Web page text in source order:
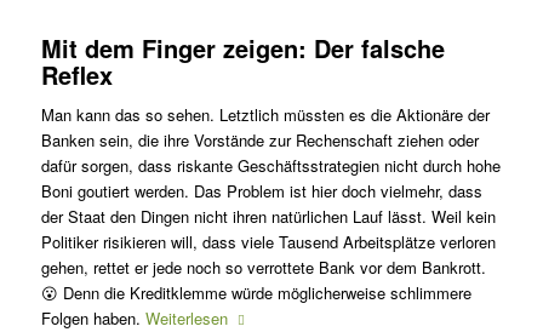
Mit dem Finger zeigen: Der falsche
Reflex
Man kann das so sehen. Letztlich müssten es die Aktionäre der
Banken sein, die ihre Vorstände zur Rechenschaft ziehen oder
dafür sorgen, dass riskante Geschäftsstrategien nicht durch hohe
Boni goutiert werden. Das Problem ist hier doch vielmehr, dass
der Staat den Dingen nicht ihren natürlichen Lauf lässt. Weil kein
Politiker risikieren will, dass viele Tausend Arbeitsplätze verloren
gehen, rettet er jede noch so verrottete Bank vor dem Bankrott.
😮 Denn die Kreditklemme würde möglicherweise schlimmere
Folgen haben. Weiterlesen